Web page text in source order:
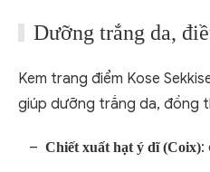
Dưỡng trắng da,
Kem trang điểm Kose
giúp dưỡng trắng da, đồng
Chiết xuất hạt ý dĩ (Coix):